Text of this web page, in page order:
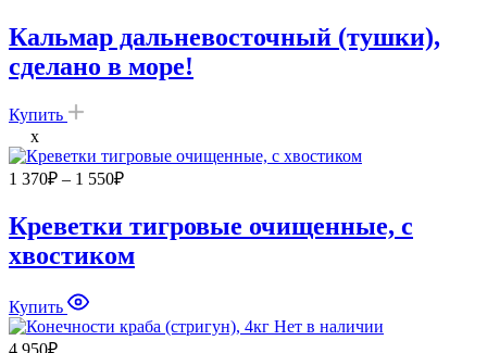
Кальмар дальневосточный (тушки),
сделано в море!
Купить
x
1 370₽ – 1 550₽Диапазон
370₽
–
Креветки тигровые очищенные, с
хвостиком
Купить
Нет в наличии